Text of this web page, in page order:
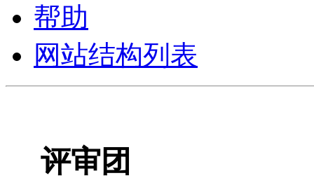
帮助
网站结构列表
评审团